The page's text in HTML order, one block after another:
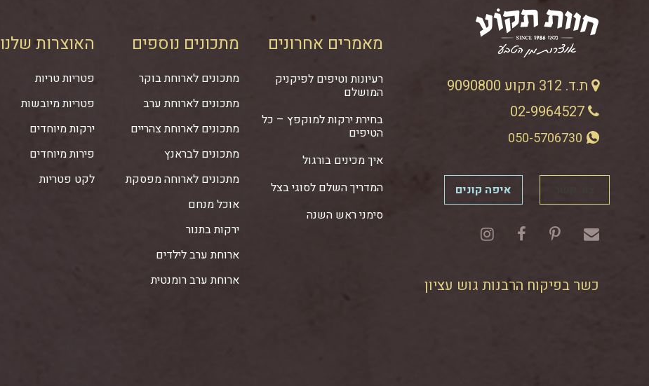
ת.ד. 312 תקוע 9090800
איפה קונים
כשר בפיקוח הרבנות גוש עציון
מאמרים אחרונים
רעיונות וטיפים לפיקניק
המושלם
בחירת ירקות למוקפץ – כל
הטיפים
איך מכינים בורגול
המדריך השלם לסוגי בצל
סימני ראש השנה
מתכונים נוספים
מתכונים לארוחת בוקר
מתכונים לארוחת ערב
מתכונים לארוחת צהריים
מתכונים לבראנץ
מתכונים לארוחה מפסקת
אוכל מנחם
ירקות בתנור
ארוחת ערב לילדים
ארוחת ערב רומנטית
האוצרות שלנו
פטריות טריות
פטריות מיובשות
ירקות מיוחדים
פירות מיוחדים
לקט פטריות